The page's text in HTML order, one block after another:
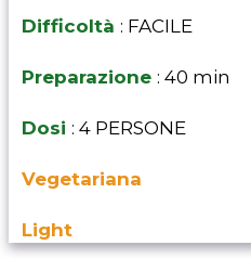
Difficoltà : FACILE
Preparazione : 40 min
Dosi : 4 PERSONE
Vegetariana
Light